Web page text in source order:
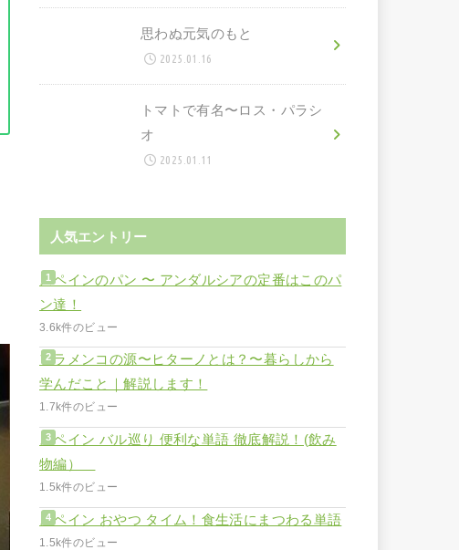
思わぬ元気のもと
2025.01.16
トマトで有名〜ロス・パラシ
オ
2025.01.11
人気エントリー
スペインのパン 〜 アンダルシアの定番はこのパ
ン達！
3.6k件のビュー
フラメンコの源〜ヒターノとは？〜暮らしから
学んだこと｜解説します！
1.7k件のビュー
スペイン バル巡り 便利な単語 徹底解説！(飲み
物編）
1.5k件のビュー
スペイン おやつ タイム！食生活にまつわる単語
1.5k件のビュー